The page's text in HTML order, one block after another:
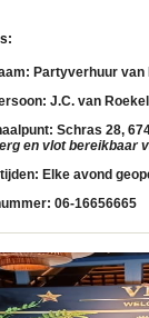
Partyverhuur van
J.C. van Roekel
Schras 28,
en vlot bereikbaar
Elke avond
06-16656665